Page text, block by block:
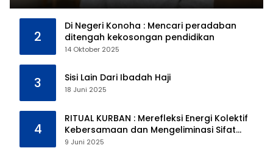
2
Di Negeri Konoha : Mencari peradaban
ditengah kekosongan pendidikan
14 Oktober 2025
3 Sisi Lain Dari Ibadah Haji
18 Juni 2025
4
RITUAL KURBAN : Merefleksi Energi Kolektif
Kebersamaan dan Mengeliminasi Sifat
Kebinatangan Manusia
9 Juni 2025